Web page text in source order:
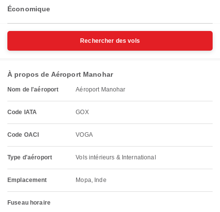
Économique
Rechercher des vols
À propos de Aéroport Manohar
Nom de l'aéroport Aéroport Manohar
Code IATA GOX
Code OACI VOGA
Type d'aéroport Vols intérieurs & International
Emplacement Mopa, Inde
Fuseau horaire